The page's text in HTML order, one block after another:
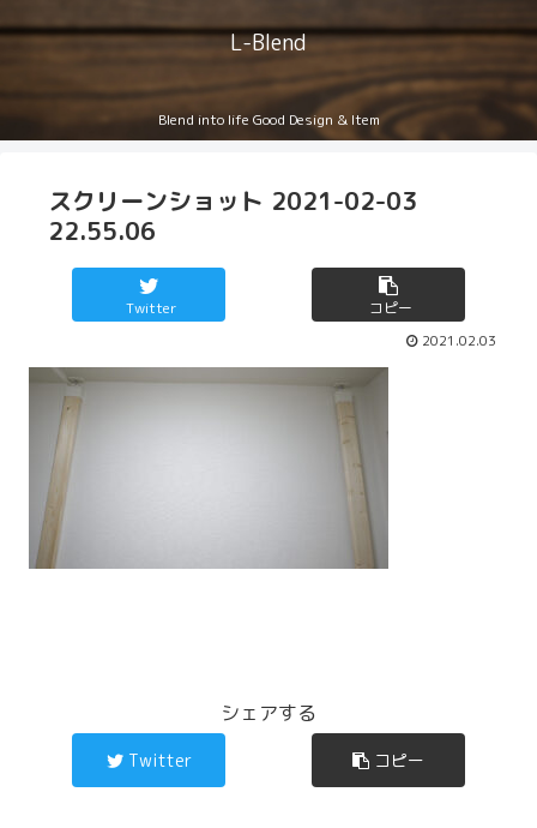
L-Blend
Blend into life Good Design & Item
スクリーンショット 2021-02-03
22.55.06
Twitter コピー
2021.02.03
シェアする
Twitter コピー